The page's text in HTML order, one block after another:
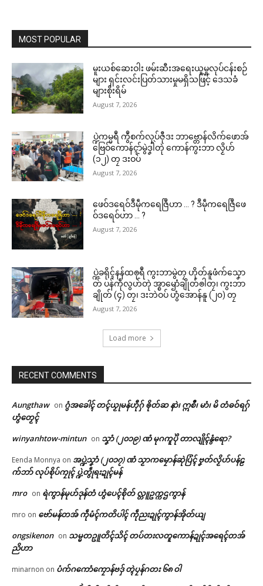
ရုဲစှ်
🏛 လညာတ်ပါ်ပဲါ
ဗွဳဒဳယဵု
ကေတ်အဆက်
© ဌာန်ပရိုၚ်ဗၠးၜးမန်
Related
မန် ဒးလုပ်ကေတ်တာလျိုၚ် ယိုက်
ဂၠေၚ်ပၞာန်မန်ဂှ် ဇြိုၚ်မံၚ်စိုတ်ဟာ …
June 12, 2026
မန်ပ္ဍဲ မန်မ္ၚး သ္ဒးဒှ်မွဲမှပ် မွဲကသပ်
May 21, 2026
In "လိက်ပရေၚ်"
MOST POPULAR
မူးယစ်ဆေးဝါး ဖမ်းဆီးအရေးယူမှုလုပ်ငန်းစဉ်
များ ရှင်းလင်းပြတ်သားမှုမရှိသဖြင့် ဒေသခံ
များစိုးရိမ်
August 7, 2026
ပ္ဍဲကမ္မရဳ ကွဳစက်လုပ်ဇီုဒး ဘာဗ္တောန်လိက်ဖောအ်
ဗြေဝ်ကောန်ၚာ်မွဲဒၞါဲတုဲ ကောန်ကွးဘာ လၟိဟ်
(၁၂) တၠ ဒးဝပ်
August 7, 2026
ဖေဝ်ဒရေဝ်ဒဳမဵုကရေဇြဳဟာ … ? ဒဳမဵုကရေဇြဳဖေ
ဝ်ဒရေဝ်ဟာ … ?
August 7, 2026
ပ္ဍဲခရိုၚ်နန်ထၜုရဳ ကွးဘာမွဲတၠ ဟိုတ်နူဖံက်သၞော
တ် ပန်ကဵုလွဟ်တုဲ အ္စာၝောံချိုတ်ၜါတၠ၊ ကွးဘာ
ချိုတ် (၄) တၠ၊ ဒးဘဲဝပ် ဟွံအောန်နူ (၂၀) တၠ
August 7, 2026
Load more
RECENT COMMENTS
Aungthaw on ဂွံအခေါၚ် တၚ်ယၟုမန်ဟီုဂှ် ၜိုတ်ဆ နာဲ၊ ဣစဳ၊ မာံ၊ မိ တံဓဝ်ရဂှ်
ဟွံတၟေၚ်
winyanhtow-mintun on သၞာံ (၂၀၁၉) ဏံ မုဂကူပိုဲ တာလျိုၚ်နွံရော?
Eenda Monnya on အပ္ဍဲသၞာံ (၂၀၁၇) ဏံ သၟာကမၠောန်ဆုဲပြံၚ် ဗၞတ်လၟိဟ်ပန်ဠ
က်ဘာ် လုပ်စိုပ်ကၠုၚ် ပ္ဍဲတွဵုရးဍုၚ်မန်
mro on ရဲကွာန်မုဟ်ဒုန်တံ ဟွံပေၚ်စိုတ် လ္တူဥက္ကဌကွာန်
mro on ဗော်မန်တအ် ကဵုမံၚ်ကတိပါၚ် ကဵုညးဍုၚ်ကွာန်အိုတ်ယျ
ongsikenon on သမ္မတဥူတိၚ်သိၚ် တပ်တးလတူကောန်ဍုၚ်အရေၚ်တအ်
ညိဟာ
minarnon on ပံက်ဂကောံကၠောန်ဗဒှ် တ္ၚဲပၠန်ဂတး ၆၈ ဝါ